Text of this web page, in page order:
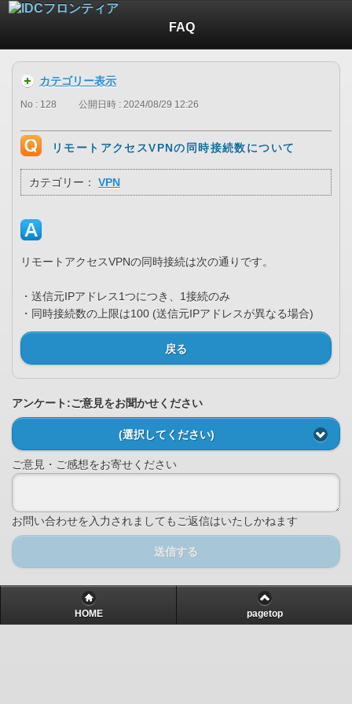
FAQ
カテゴリー表示
No : 128 公開日時 : 2024/08/29 12:26
リモートアクセスVPNの同時接続数について
カテゴリー： VPN
リモートアクセスVPNの同時接続は次の通りです。
・送信元IPアドレス1つにつき、1接続のみ
・同時接続数の上限は100 (送信元IPアドレスが異なる場合)
戻る
アンケート:ご意見をお聞かせください
(選択してください)
ご意見・ご感想をお寄せください
お問い合わせを入力されましてもご返信はいたしかねます
送信する
HOME pagetop